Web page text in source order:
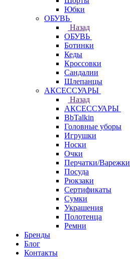
Юбки
ОБУВЬ
Назад
ОБУВЬ
Ботинки
Кеды
Кроссовки
Сандалии
Шлепанцы
АКСЕССУАРЫ
Назад
АКСЕССУАРЫ
BbTalkin
Головные уборы
Игрушки
Носки
Очки
Перчатки/Варежки
Посуда
Рюкзаки
Сертификаты
Сумки
Украшения
Полотенца
Ремни
Бренды
Блог
Контакты